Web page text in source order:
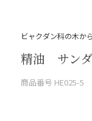
ビャクダン科の木か
精油 サン
商品番号 HE025-5